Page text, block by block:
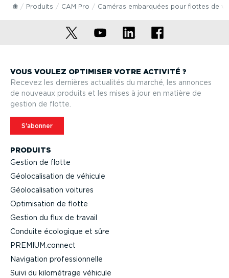
Produits CAM Pro Caméras embarquées pour flottes de
PRODUITS
Gestion de flotte
Géolo­ca­li­sation de véhicule
Géolo­ca­li­sation voitures
Optimi­sation de flotte
Gestion du flux de travail
Conduite écologique et sûre
PREMIUM.connect
Navigation profes­sion­nelle
Suivi du kilométrage véhicule
VOUS VOULEZ OPTIMISER VOTRE ACTIVITÉ ?
Recevez les dernières actualités du marché, les annonces
de nouveaux produits et les mises à jour en matière de
gestion de flotte.
S'abonner